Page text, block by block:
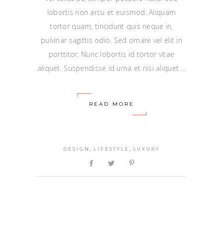
lobortis non arcu et euismod. Aliquam
tortor quam, tincidunt quis neque in,
pulvinar sagittis odio. Sed ornare vel elit in
porttitor. Nunc lobortis id tortor vitae
aliquet. Suspendisse id urna et nisi aliquet
READ MORE
DESIGN , LIFESTYLE , LUXURY